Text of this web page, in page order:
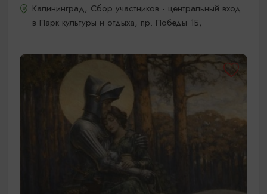
Калининград, Сбор участников - центральный вход
в Парк культуры и отдыха, пр. Победы 1Б,